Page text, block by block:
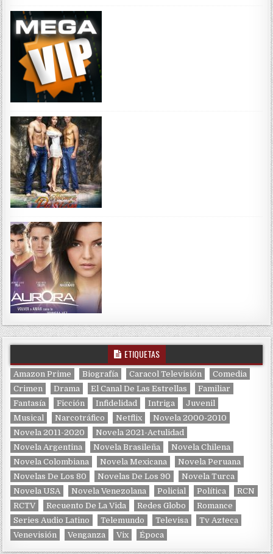
ETIQUETAS
Amazon Prime Biografía Caracol Televisión
Comedia
Crimen
Drama El Canal De Las Estrellas
Familiar
Fantasía
Ficción Infidelidad Intriga
Juvenil
Musical
Narcotráfico Netflix
Novela 2000-2010
Novela 2011-2020
Novela 2021-Actulidad
Novela Argentina
Novela Brasileña
Novela Chilena
Novela Colombiana
Novela Mexicana
Novela Peruana
Novelas De Los 80
Novelas De Los 90
Novela Turca
Novela USA
Novela Venezolana Policial Política
RCN
RCTV
Recuento De La Vida Redes Globo
Romance
Series Audio Latino
Telemundo Televisa
Tv Azteca
Venevisión
Venganza Vix Época